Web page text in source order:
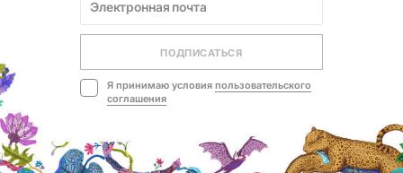
ПОДПИСАТЬСЯ
Я принимаю условия пользовательского
соглашения